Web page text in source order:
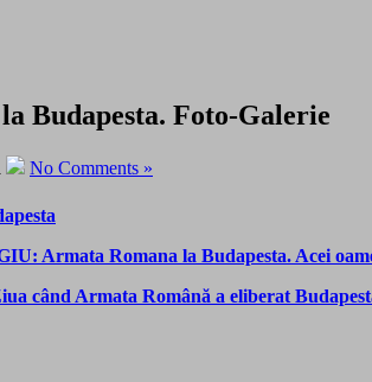
Budapesta. Foto-Galerie
No Comments »
Armata Romana la Budapesta. Acei
când Armata Română a eliberat